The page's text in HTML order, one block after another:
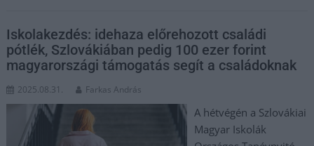
Iskolakezdés: idehaza előrehozott családi
pótlék, Szlovákiában pedig 100 ezer forint
magyarországi támogatás segít a családoknak
2025.08.31. Farkas András
A hétvégén a Szlovákiai
Magyar Iskolák